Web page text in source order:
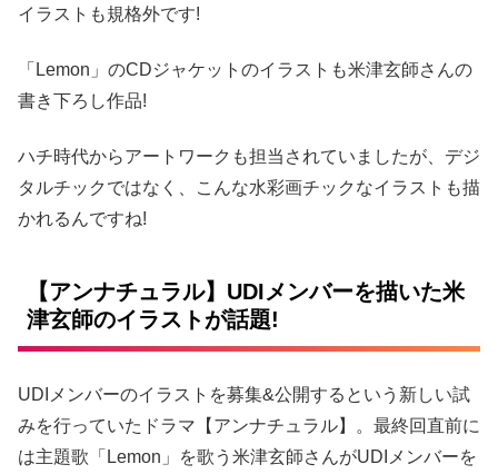
イラストも規格外です!
「Lemon」のCDジャケットのイラストも米津玄師さんの
書き下ろし作品!
ハチ時代からアートワークも担当されていましたが、デジ
タルチックではなく、こんな水彩画チックなイラストも描
かれるんですね!
【アンナチュラル】UDIメンバーを描いた米
津玄師のイラストが話題!
UDIメンバーのイラストを募集&公開するという新しい試
みを行っていたドラマ【アンナチュラル】。最終回直前に
は主題歌「Lemon」を歌う米津玄師さんがUDIメンバーを